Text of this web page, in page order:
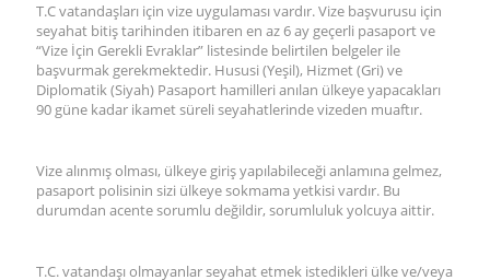
T.C vatandaşları için vize uygulaması vardır. Vize başvurusu için
seyahat bitiş tarihinden itibaren en az 6 ay geçerli pasaport ve
“Vize İçin Gerekli Evraklar” listesinde belirtilen belgeler ile
başvurmak gerekmektedir. Hususi (Yeşil), Hizmet (Gri) ve
Diplomatik (Siyah) Pasaport hamilleri anılan ülkeye yapacakları
90 güne kadar ikamet süreli seyahatlerinde vizeden muaftır.
Vize alınmış olması, ülkeye giriş yapılabileceği anlamına gelmez,
pasaport polisinin sizi ülkeye sokmama yetkisi vardır. Bu
durumdan acente sorumlu değildir, sorumluluk yolcuya aittir.
T.C. vatandaşı olmayanlar seyahat etmek istedikleri ülke ve/veya